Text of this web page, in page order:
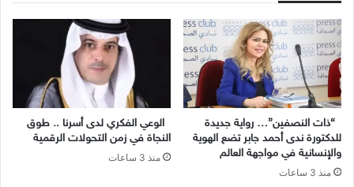
“ذات النصفين”… رواية جديدة
للدكتورة ندى أحمد جابر تضع الهوية
والإنسانية في مواجهة العالم
منذ 3 ساعات
الوعي الفكري لدى أسرنا .. طوق
النجاة في زمن التحولات الرقمية
منذ 3 ساعات